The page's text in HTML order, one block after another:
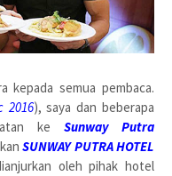
kepada semua pembaca.
2016), saya dan beberapa
ke Sunway Putra
SUNWAY PUTRA HOTEL
oleh pihak hotel